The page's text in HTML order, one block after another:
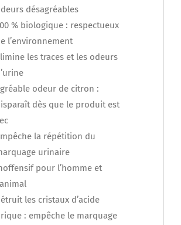
désagréables
% biologique : respectueux
l’environnement
les traces et les odeurs
odeur de citron :
dès que le produit est
la répétition du
urinaire
pour l’homme et
les cristaux d’acide
: empêche le marquage